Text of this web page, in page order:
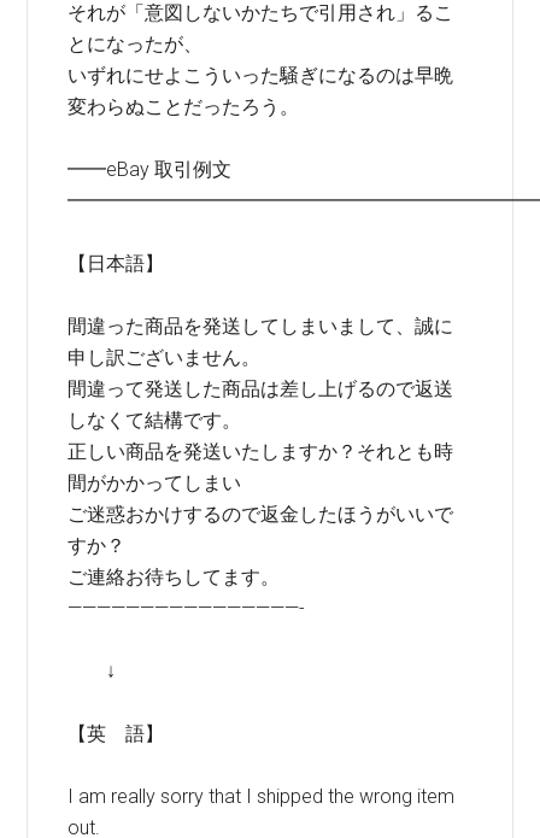
それが「意図しないかたちで引用され」るこ
とになったが、
いずれにせよこういった騒ぎになるのは早晩
変わらぬことだったろう。
━━eBay 取引例文
【日本語】
間違った商品を発送してしまいまして、誠に
申し訳ございません。
間違って発送した商品は差し上げるので返送
しなくて結構です。
正しい商品を発送いたしますか？それとも時
間がかかってしまい
ご迷惑おかけするので返金したほうがいいで
すか？
ご連絡お待ちしてます。
————————————————-
↓
【英 語】
I am really sorry that I shipped the wrong item
out.